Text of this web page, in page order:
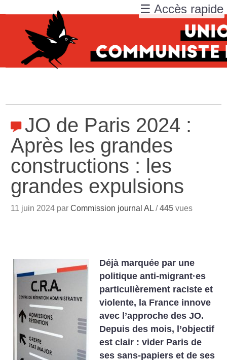
JO de Paris 2024 :
Après les grandes
constructions : les
grandes expulsions
11 juin 2024 parCommission journal AL /445 vues
Déjà marquée par une
politique anti-migrant·es
particulièrement raciste et
violente, la France innove
avec l’approche des JO.
Depuis des mois, l’objectif
est clair : vider Paris de
ses sans-papiers et de ses
☰ Accès rapide